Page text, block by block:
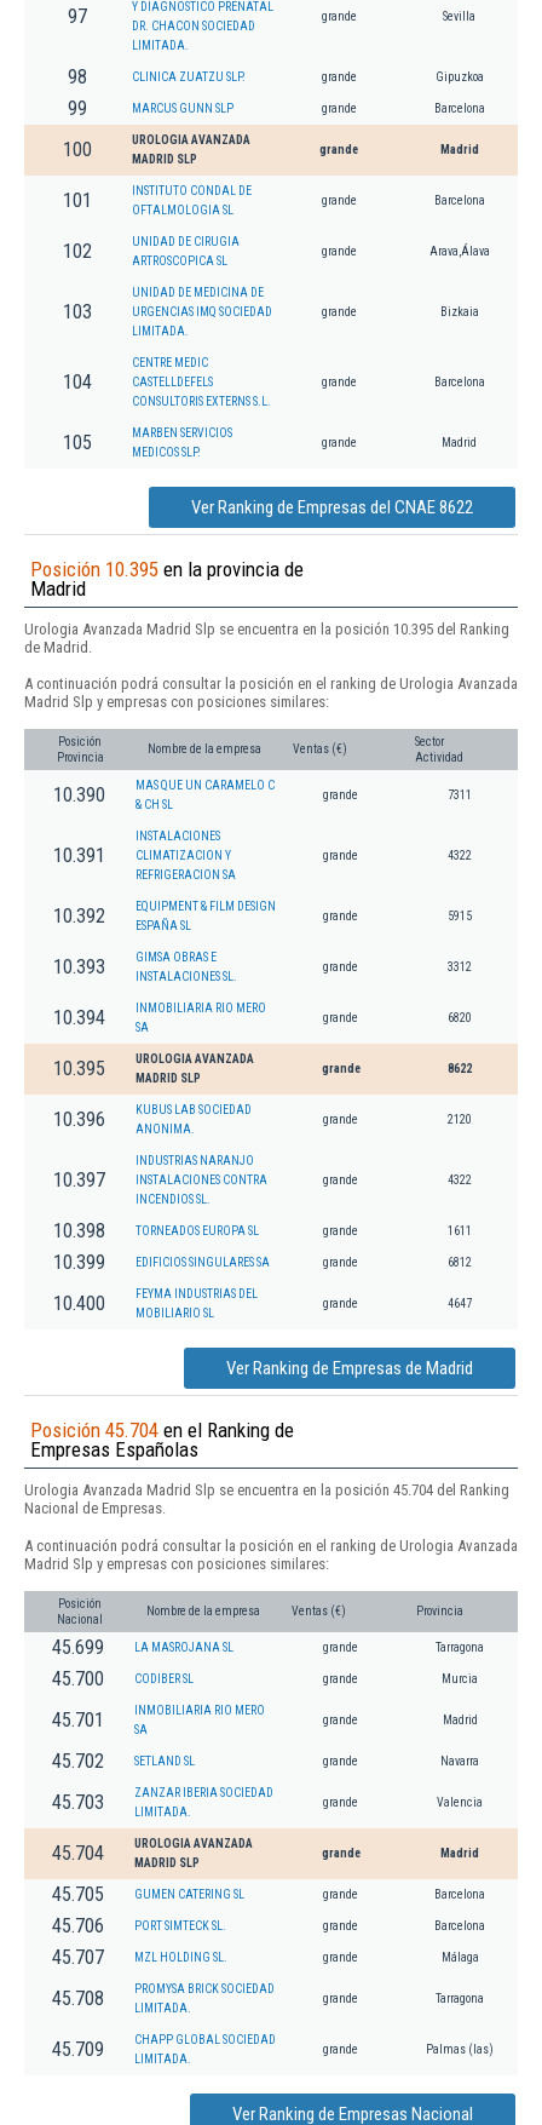
97
Y DIAGNOSTICO PRENATAL
DR. CHACON SOCIEDAD
LIMITADA.
grande Sevilla
98 CLINICA ZUATZU SLP. grande Gipuzkoa
99 MARCUS GUNN SLP grande Barcelona
100
UROLOGIA AVANZADA
MADRID SLP
grande Madrid
101
INSTITUTO CONDAL DE
OFTALMOLOGIA SL
grande Barcelona
102
UNIDAD DE CIRUGIA
ARTROSCOPICA SL
grande Arava,Álava
103
UNIDAD DE MEDICINA DE
URGENCIAS IMQ SOCIEDAD
LIMITADA.
grande Bizkaia
104
CENTRE MEDIC
CASTELLDEFELS
CONSULTORIS EXTERNS S.L.
grande Barcelona
105
MARBEN SERVICIOS
MEDICOS SLP.
grande Madrid
Ver Ranking de Empresas del CNAE 8622
Posición 10.395 en la provincia de
Madrid
Urologia Avanzada Madrid Slp se encuentra en la posición 10.395 del Ranking
de Madrid.
A continuación podrá consultar la posición en el ranking de Urologia Avanzada
Madrid Slp y empresas con posiciones similares:
Posición
Provincia
Nombre de la empresa Ventas (€)
Sector
Actividad
10.390
MAS QUE UN CARAMELO C
& CH SL
grande 7311
10.391
INSTALACIONES
CLIMATIZACION Y
REFRIGERACION SA
grande 4322
10.392
EQUIPMENT & FILM DESIGN
ESPAÑA SL
grande 5915
10.393
GIMSA OBRAS E
INSTALACIONES SL.
grande 3312
10.394
INMOBILIARIA RIO MERO
SA
grande 6820
10.395
UROLOGIA AVANZADA
MADRID SLP
grande 8622
10.396
KUBUS LAB SOCIEDAD
ANONIMA.
grande 2120
10.397
INDUSTRIAS NARANJO
INSTALACIONES CONTRA
INCENDIOS SL.
grande 4322
10.398 TORNEADOS EUROPA SL grande 1611
10.399 EDIFICIOS SINGULARES SA grande 6812
10.400
FEYMA INDUSTRIAS DEL
MOBILIARIO SL
grande 4647
Ver Ranking de Empresas de Madrid
Posición 45.704 en el Ranking de
Empresas Españolas
Urologia Avanzada Madrid Slp se encuentra en la posición 45.704 del Ranking
Nacional de Empresas.
A continuación podrá consultar la posición en el ranking de Urologia Avanzada
Madrid Slp y empresas con posiciones similares:
Posición
Nacional
Nombre de la empresa Ventas (€) Provincia
45.699 LA MASROJANA SL grande Tarragona
45.700 CODIBER SL grande Murcia
45.701
INMOBILIARIA RIO MERO
SA
grande Madrid
45.702 SETLAND SL grande Navarra
45.703
ZANZAR IBERIA SOCIEDAD
LIMITADA.
grande Valencia
45.704
UROLOGIA AVANZADA
MADRID SLP
grande Madrid
45.705 GUMEN CATERING SL grande Barcelona
45.706 PORT SIMTECK SL. grande Barcelona
45.707 MZL HOLDING SL. grande Málaga
45.708
PROMYSA BRICK SOCIEDAD
LIMITADA.
grande Tarragona
45.709
CHAPP GLOBAL SOCIEDAD
LIMITADA.
grande Palmas (las)
Ver Ranking de Empresas Nacional